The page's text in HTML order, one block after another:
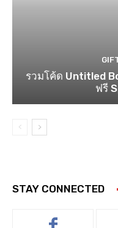
รวมโค้ด Untitled
ฟรี
STAY CONNECTED